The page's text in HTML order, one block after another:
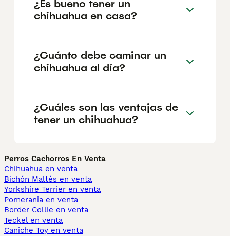
¿Es bueno tener un
chihuahua en casa?
¿Cuánto debe caminar un
chihuahua al día?
¿Cuáles son las ventajas de
tener un chihuahua?
Perros Cachorros En Venta
Chihuahua en venta
Bichón Maltés en venta
Yorkshire Terrier en venta
Pomerania en venta
Border Collie en venta
Teckel en venta
Caniche Toy en venta